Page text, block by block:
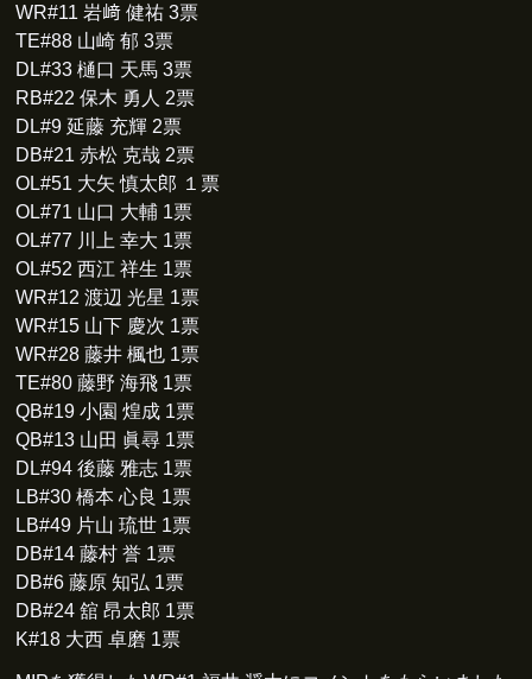
WR#11 岩﨑 健祐 3票
TE#88 山崎 郁 3票
DL#33 樋口 天馬 3票
RB#22 保木 勇人 2票
DL#9 延藤 充輝 2票
DB#21 赤松 克哉 2票
OL#51 大矢 慎太郎 １票
OL#71 山口 大輔 1票
OL#77 川上 幸大 1票
OL#52 西江 祥生 1票
WR#12 渡辺 光星 1票
WR#15 山下 慶次 1票
WR#28 藤井 楓也 1票
TE#80 藤野 海飛 1票
QB#19 小園 煌成 1票
QB#13 山田 眞尋 1票
DL#94 後藤 雅志 1票
LB#30 橋本 心良 1票
LB#49 片山 琉世 1票
DB#14 藤村 誉 1票
DB#6 藤原 知弘 1票
DB#24 舘 昂太郎 1票
K#18 大西 卓磨 1票